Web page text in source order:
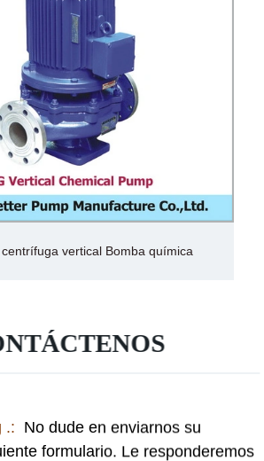
vertical Bomba química
.: No dude en enviarnos su
formulario. Le responderemos